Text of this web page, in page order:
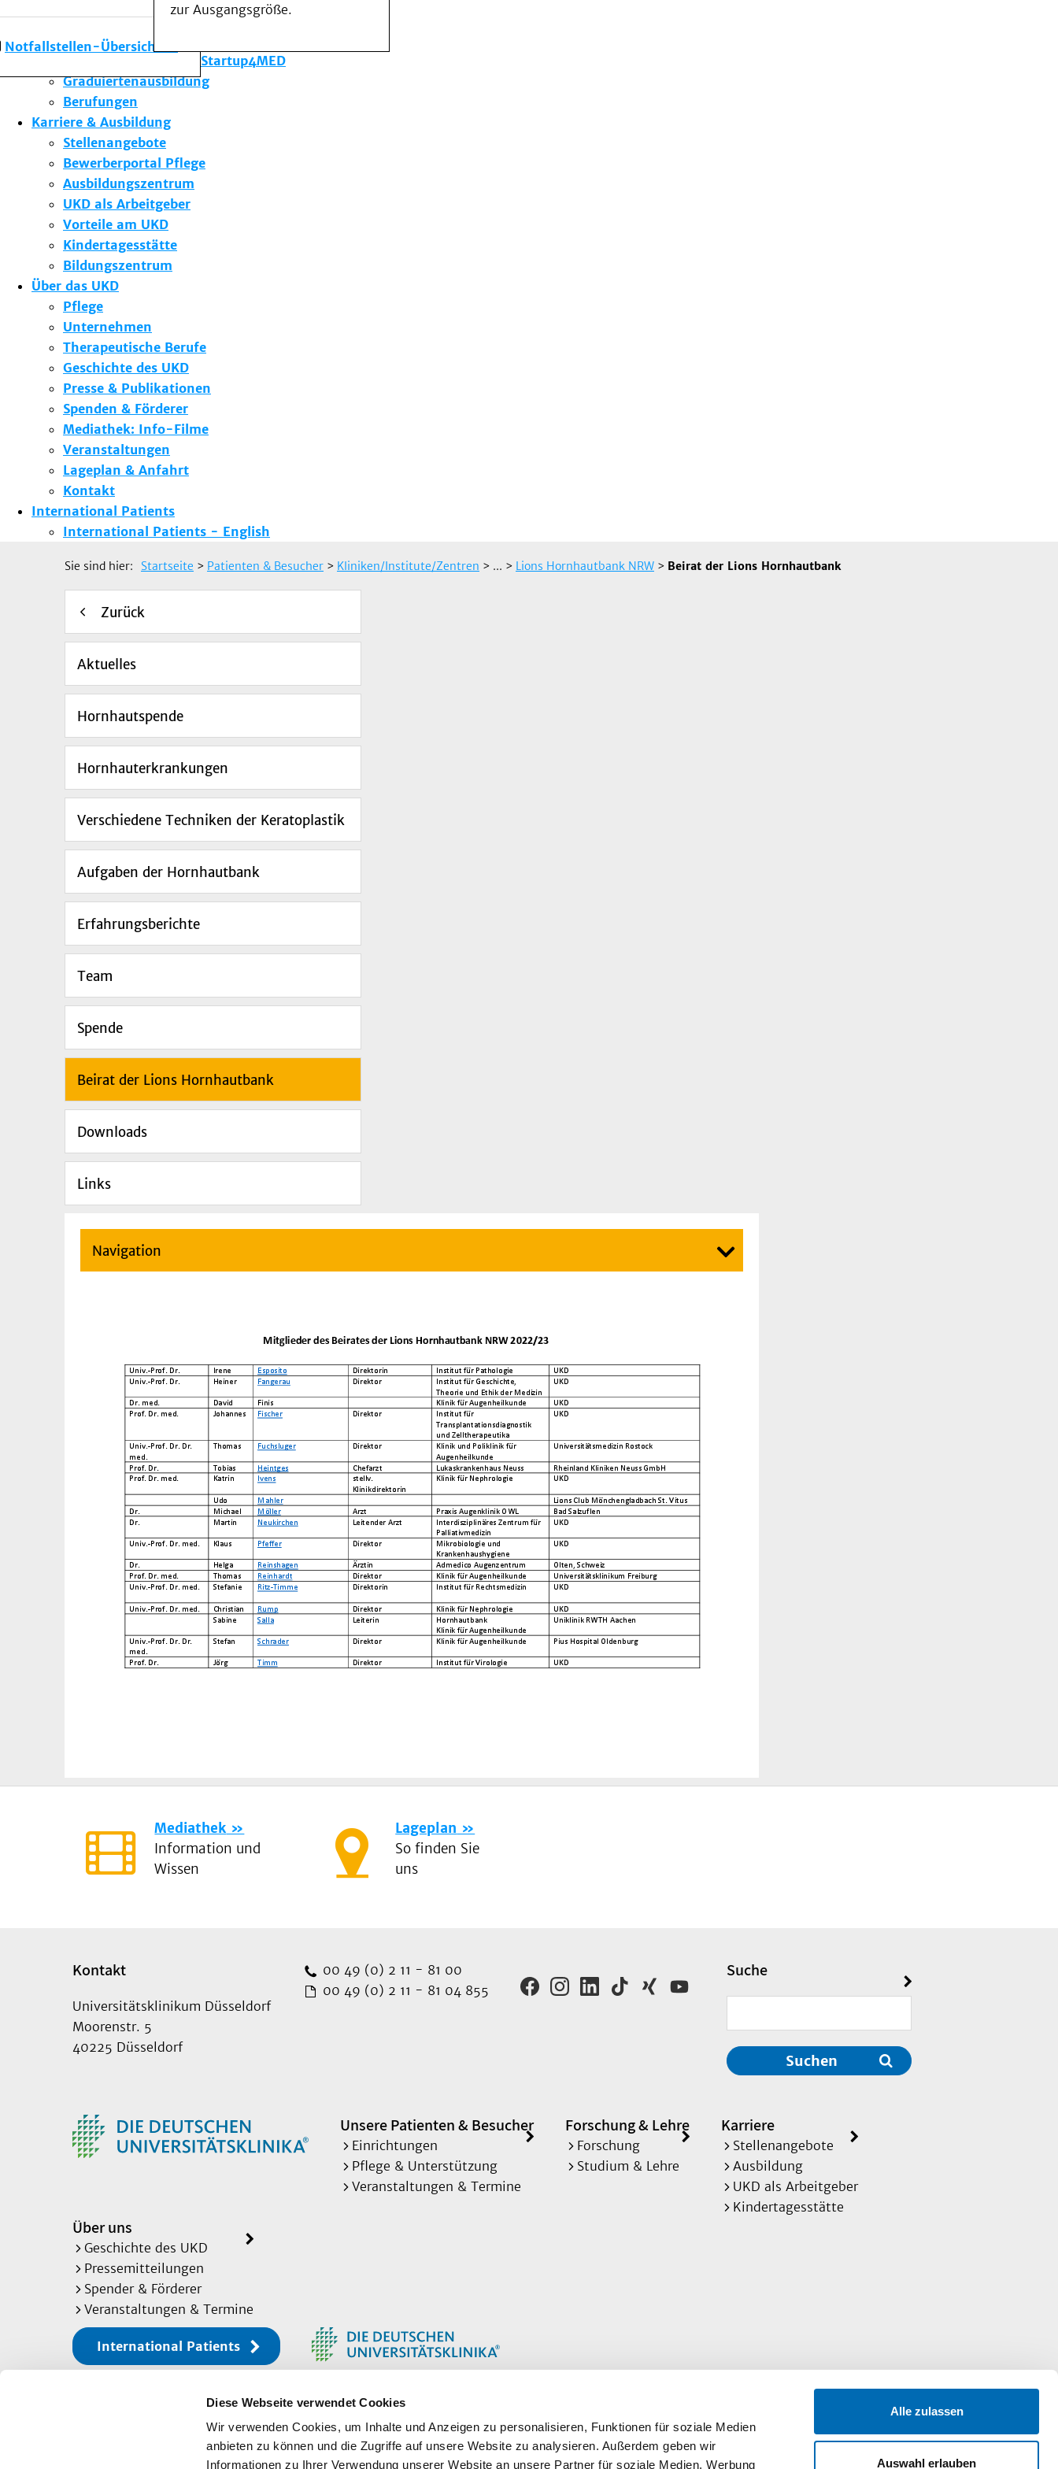
Diese Webseite verwendet Cookies
Wir verwenden Cookies, um Inhalte und Anzeigen zu personalisieren, Funktionen für soziale Medien
anbieten zu können und die Zugriffe auf unsere Website zu analysieren. Außerdem geben wir
Informationen zu Ihrer Verwendung unserer Website an unsere Partner für soziale Medien, Werbung
Alle zulassen
Auswahl erlauben
Notfallstellen-Übersicht
zur Ausgangsgröße.
Forschung am UKD
Studium & Lehre
Gründungsförderung Startup4MED
Graduiertenausbildung
Berufungen
Karriere & Ausbildung
Stellenangebote
Bewerberportal Pflege
Ausbildungszentrum
UKD als Arbeitgeber
Vorteile am UKD
Kindertagesstätte
Bildungszentrum
Über das UKD
Pflege
Unternehmen
Therapeutische Berufe
Geschichte des UKD
Presse & Publikationen
Spenden & Förderer
Mediathek: Info-Filme
Veranstaltungen
Lageplan & Anfahrt
Kontakt
International Patients
International Patients - English
Sie sind hier: Startseite > Patienten & Besucher > Kliniken/Institute/Zentren > ... > Lions Hornhautbank NRW > Beirat der Lions Hornhautbank
Zurück
Aktuelles
Hornhautspende
Hornhauterkrankungen
Verschiedene Techniken der Keratoplastik
Aufgaben der Hornhautbank
Erfahrungsberichte
Team
Spende
Beirat der Lions Hornhautbank
Downloads
Links
Navigation
Mediathek
Information und
Wissen
Lageplan
So finden Sie
uns
Kontakt
Universitätsklinikum Düsseldorf
Moorenstr. 5
40225 Düsseldorf
00 49 (0) 2 11 - 81 00
00 49 (0) 2 11 - 81 04 855
Suche
Suchen
Unsere Patienten & Besucher
Einrichtungen
Pflege & Unterstützung
Veranstaltungen & Termine
Forschung & Lehre
Forschung
Studium & Lehre
Karriere
Stellenangebote
Ausbildung
UKD als Arbeitgeber
Kindertagesstätte
Über uns
Geschichte des UKD
Pressemitteilungen
Spender & Förderer
Veranstaltungen & Termine
International Patients